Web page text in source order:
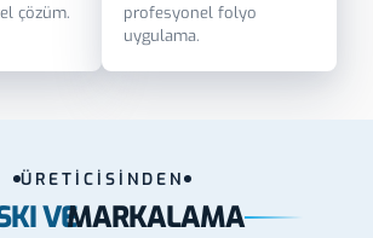
çözüm.
profesyonel folyo
uygulama.
ÜRETİCİSİNDEN
VEMARKALAMA